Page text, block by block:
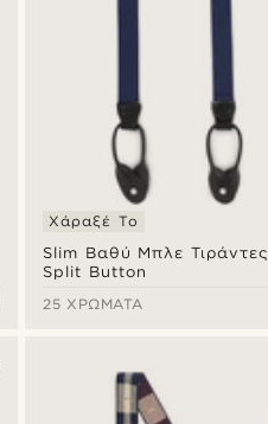
Slim Βαθύ Μπλε Τιράντες
Split Button
Χάραξέ Το
25 ΧΡΏΜΑΤΑ